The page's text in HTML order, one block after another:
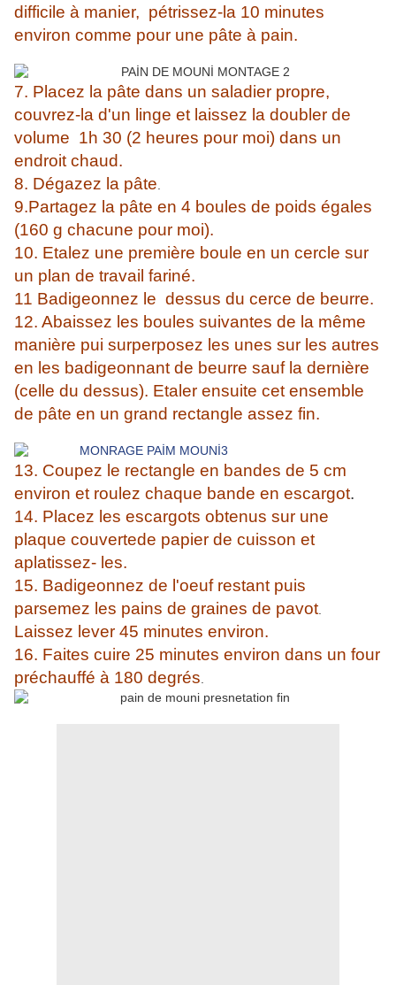
difficile à manier, pétrissez-la 10 minutes
environ comme pour une pâte à pain.
7. Placez la pâte dans un saladier propre,
couvrez-la d'un linge et laissez la doubler de
volume 1h 30 (2 heures pour moi) dans un
endroit chaud.
8. Dégazez la pâte
9.Partagez la pâte en 4 boules de poids égales
(160 g chacune pour moi).
10. Etalez une première boule en un cercle sur
un plan de travail fariné.
11 Badigeonnez le dessus du cerce de beurre.
12. Abaissez les boules suivantes de la même
manière pui surperposez les unes sur les autres
en les badigeonnant de beurre sauf la dernière
(celle du dessus). Etaler ensuite cet ensemble
de pâte en un grand rectangle assez fin.
13. Coupez le rectangle en bandes de 5 cm
environ et roulez chaque bande en escargot.
14. Placez les escargots obtenus sur une
plaque couvertede papier de cuisson et
aplatissez- les.
15. Badigeonnez de l'oeuf restant puis
parsemez les pains de graines de pavot
Laissez lever 45 minutes environ.
16. Faites cuire 25 minutes environ dans un four
préchauffé à 180 degrés